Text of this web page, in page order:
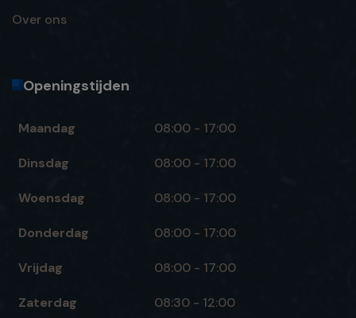
Over ons
Openingstijden
Maandag 08:00 - 17:00
Dinsdag 08:00 - 17:00
Woensdag 08:00 - 17:00
Donderdag 08:00 - 17:00
Vrijdag 08:00 - 17:00
Zaterdag 08:30 - 12:00